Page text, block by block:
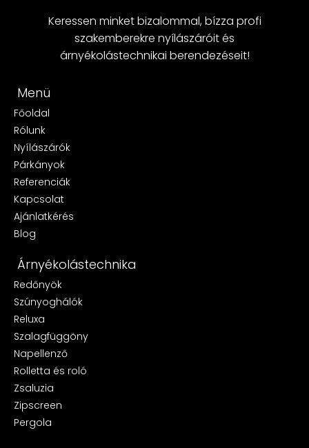
Keressen minket bizalommal, bízza profi
szakemberekre nyílászáróit és
árnyékolástechnikai berendezéseit!
Menü
Főoldal
Rólunk
Nyílászárók
Párkányok
Referenciák
Kapcsolat
Ajánlatkérés
Blog
Árnyékolástechnika
Redőnyök
Szúnyoghálók
Reluxa
Szalagfüggöny
Napellenző
Rolletta és roló
Zsaluzia
Zipscreen
Pergola